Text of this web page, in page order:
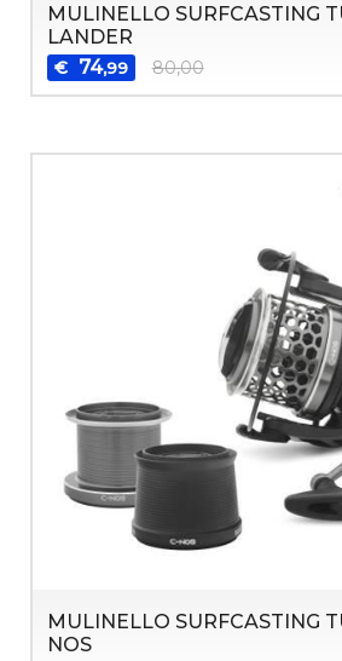
MULINELLO SURFCASTING
LANDER
€ 74,99 80,00
MULINELLO SURFCASTING
NOS